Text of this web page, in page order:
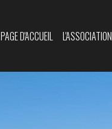
PAGE D'ACCUEIL L'ASSOCIATION